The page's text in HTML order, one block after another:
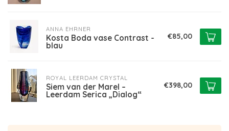
ANNA EHRNER
Kosta Boda vase Contrast -
blau
€85,00
ROYAL LEERDAM CRYSTAL
Siem van der Marel –
Leerdam Serica „Dialog“
€398,00